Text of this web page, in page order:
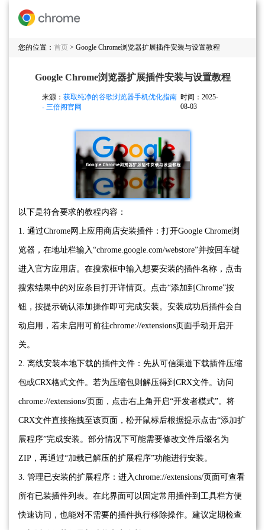
您的位置： 首页 > Google Chrome浏览器扩展插件安装与设置教程
Google Chrome浏览器扩展插件安装与设置教程
来源： 获取纯净的谷歌浏览器手机优化指南
- 三倍阁官网
时间：2025-
08-03
以下是符合要求的教程内容：
1. 通过Chrome网上应用商店安装插件：打开Google Chrome浏
览器，在地址栏输入“chrome.google.com/webstore”并按回车键
进入官方应用店。在搜索框中输入想要安装的插件名称，点击
搜索结果中的对应条目打开详情页。点击“添加到Chrome”按
钮，按提示确认添加操作即可完成安装。安装成功后插件会自
动启用，若未启用可前往chrome://extensions页面手动开启开
关。
2. 离线安装本地下载的插件文件：先从可信渠道下载插件压缩
包或CRX格式文件。若为压缩包则解压得到CRX文件。访问
chrome://extensions/页面，点击右上角开启“开发者模式”。将
CRX文件直接拖拽至该页面，松开鼠标后根据提示点击“添加扩
展程序”完成安装。部分情况下可能需要修改文件后缀名为
ZIP，再通过“加载已解压的扩展程序”功能进行安装。
3. 管理已安装的扩展程序：进入chrome://extensions/页面可查看
所有已装插件列表。在此界面可以固定常用插件到工具栏方便
快速访问，也能对不需要的插件执行移除操作。建议定期检查